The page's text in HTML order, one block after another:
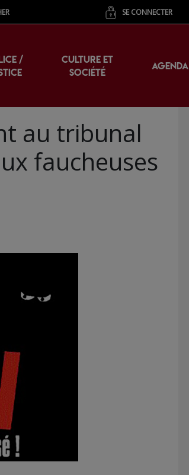
SE CONNECTER
/
CULTURE ET
SOCIÉTÉ
AGENDA
au tribunal
faucheuses